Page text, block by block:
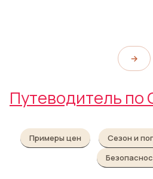
→
Путеводитель по
Примеры цен Сезон и